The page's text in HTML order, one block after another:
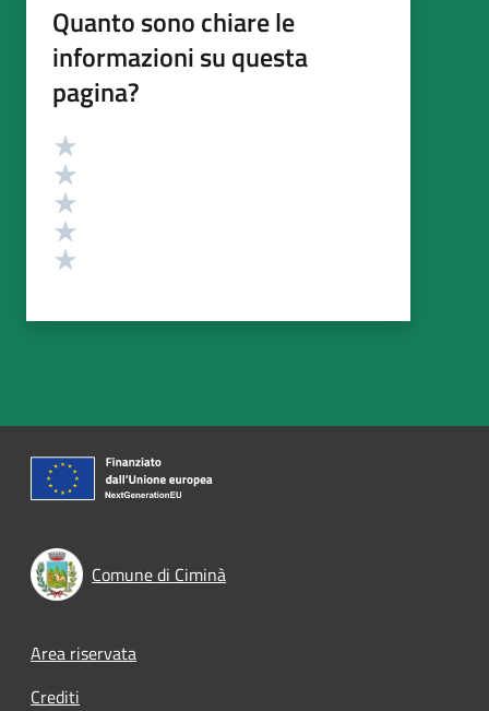
Quanto sono chiare le
informazioni su questa
pagina?
Valutazione
Comune di Ciminà
Footer menu
Area riservata
Crediti